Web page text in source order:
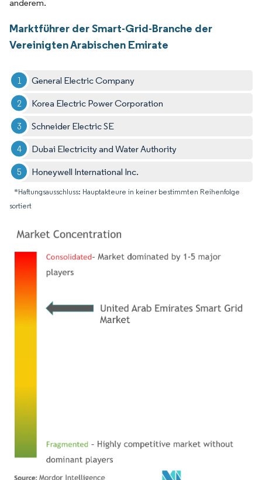
anderem.
Marktführer der Smart-Grid-Branche der
Vereinigten Arabischen Emirate
General Electric Company
Korea Electric Power Corporation
Schneider Electric SE
Dubai Electricity and Water Authority
Honeywell International Inc.
*Haftungsausschluss: Hauptakteure in keiner bestimmten Reihenfolge
sortiert